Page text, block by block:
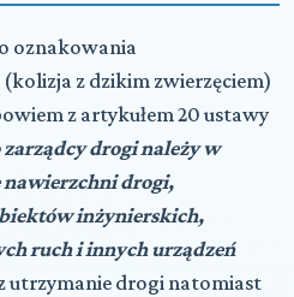
oznakowania
z dzikim zwierzęciem)
z artykułem 20 ustawy
zarządcy drogi należy w
nawierzchni drogi,
inżynierskich,
ruch i innych urządzeń
utrzymanie drogi natomiast